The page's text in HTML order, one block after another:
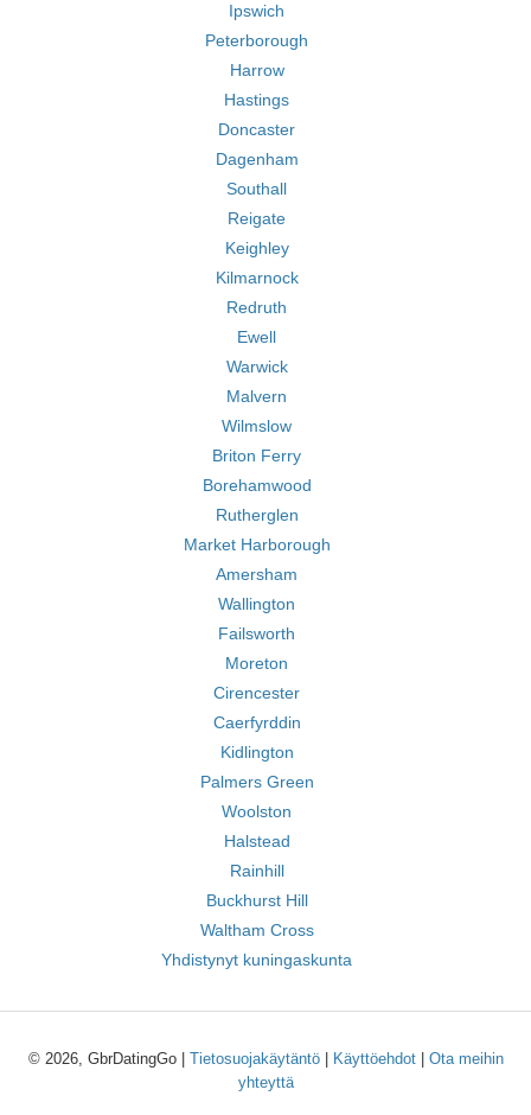
Ipswich
Peterborough
Harrow
Hastings
Doncaster
Dagenham
Southall
Reigate
Keighley
Kilmarnock
Redruth
Ewell
Warwick
Malvern
Wilmslow
Briton Ferry
Borehamwood
Rutherglen
Market Harborough
Amersham
Wallington
Failsworth
Moreton
Cirencester
Caerfyrddin
Kidlington
Palmers Green
Woolston
Halstead
Rainhill
Buckhurst Hill
Waltham Cross
Yhdistynyt kuningaskunta
© 2026, GbrDatingGo | Tietosuojakäytäntö| Käyttöehdot| Ota meihin
yhteyttä